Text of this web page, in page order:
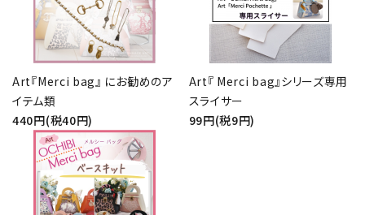
Art『Merci bag』 にお勧めのア
イテム類
440円(税40円)
Art『 Merci bag』シリーズ専用
スライサー
99円(税9円)